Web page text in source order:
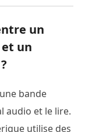
un
un
bande
audio et le lire.
utilise des